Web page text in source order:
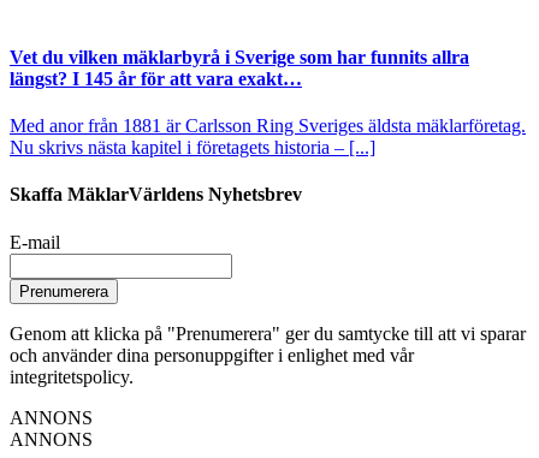
Vet du vilken mäklarbyrå i Sverige som har funnits allra
längst? I 145 år för att vara exakt…
Med anor från 1881 är Carlsson Ring Sveriges äldsta mäklarföretag.
Nu skrivs nästa kapitel i företagets historia – [...]
Skaffa MäklarVärldens Nyhetsbrev
E-mail
Prenumerera
Genom att klicka på "Prenumerera" ger du samtycke till att vi sparar
och använder dina personuppgifter i enlighet med vår
integritetspolicy.
ANNONS
ANNONS